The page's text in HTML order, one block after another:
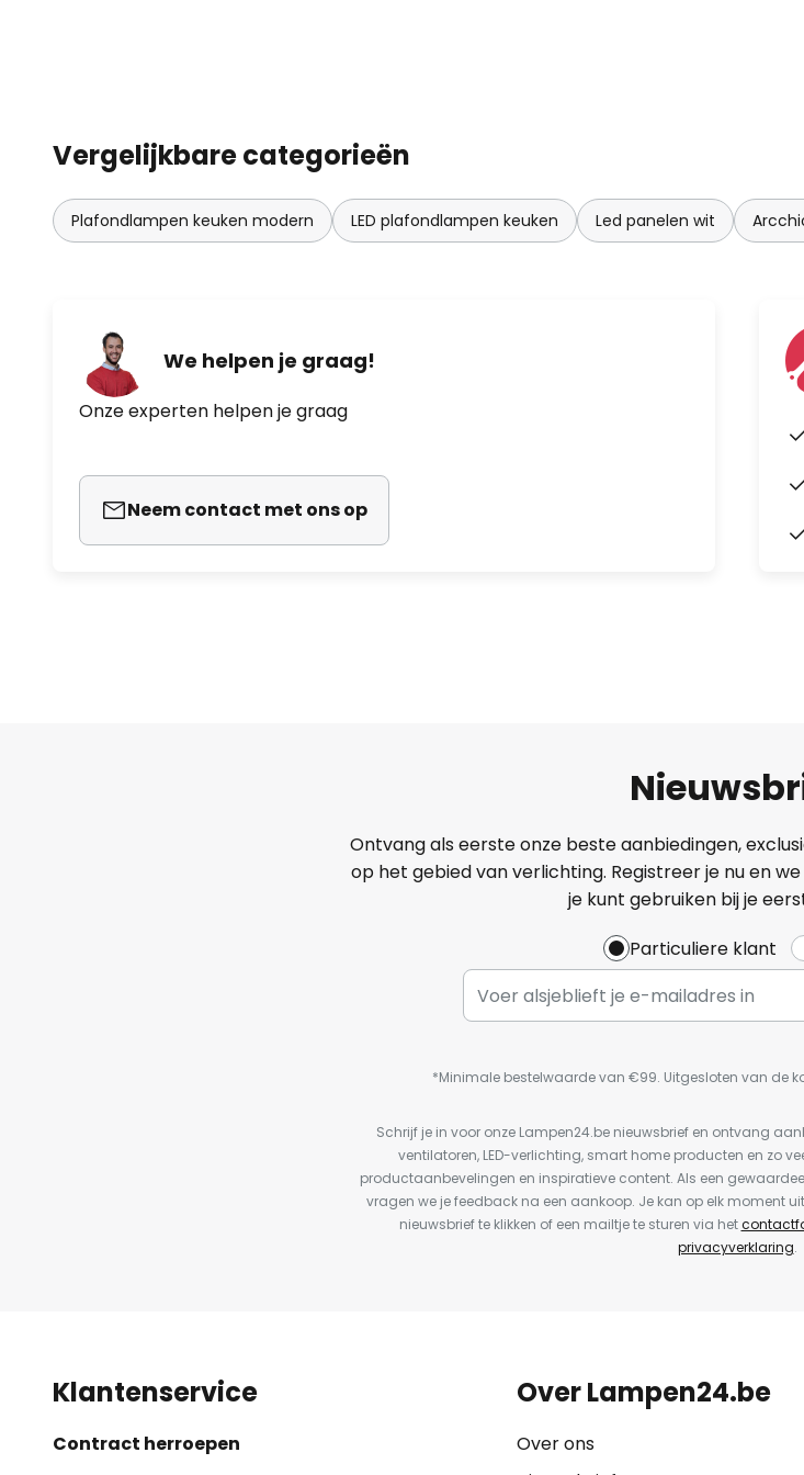
Vergelijkbare categorieën
Plafondlampen keuken modern LED plafondlampen keuken Led panelen wit
We helpen je graag!
Onze experten helpen je graag
Neem contact met ons op
Ontvang als eerste onze beste aanbiedingen,
op het gebied van verlichting. Registreer je nu en
je kunt gebruiken bij je
Particuliere klant
*Minimale bestelwaarde van €99. Uitgesloten van de
Schrijf je in voor onze Lampen24.be nieuwsbrief en ontvang
ventilatoren, LED-verlichting, smart home producten en zo
productaanbevelingen en inspiratieve content. Als een
vragen we je feedback na een aankoop. Je kan op elk moment
nieuwsbrief te klikken of een mailtje te sturen via het
privacyverklaring.
Klantenservice
Contract herroepen
Over Lampen24.be
Over ons